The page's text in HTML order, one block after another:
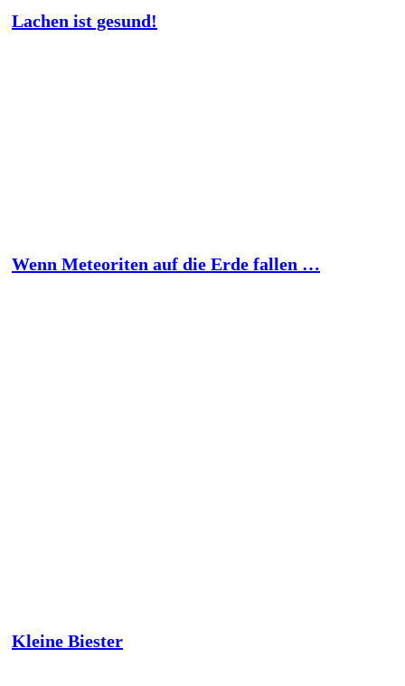
Lachen ist gesund!
Wenn Meteoriten auf die Erde fallen …
Kleine Biester